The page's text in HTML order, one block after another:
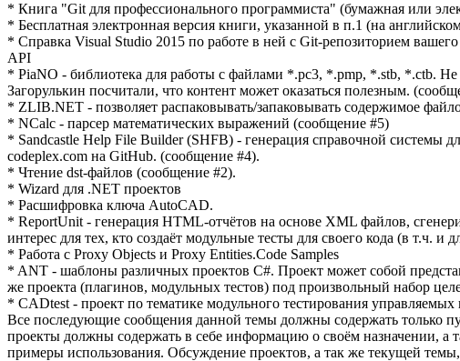
* Книга "Git для профессионального программиста" (бумажная или
* Бесплатная электронная версия книги, указанной в п.1 (на
* Справка Visual Studio 2015 по работе в ней с Git-репозиторием
API
* PiaNO - библиотека для работы с файлами *.pc3, *.pmp, *.stb, *.ctb.
Загорулькин посчитали, что контент может оказаться полезным.
* ZLIB.NET - позволяет распаковывать/запаковывать содержимое
* NCalc - парсер математических выражений (сообщение #5)
* Sandcastle Help File Builder (SHFB) - генерация справочной системы
codeplex.com на GitHub. (сообщение #4).
* Чтение dst-файлов (сообщение #2).
* Wizard для .NET проектов
* Расшифровка ключа AutoCAD.
* ReportUnit - генерация HTML-отчётов на основе XML файлов,
интерес для тех, кто создаёт модульные тесты для своего кода (в т.ч.
* Работа с Proxy Objects и Proxy Entities.Code Samples
* ANT - шаблоны различных проектов C#. Проект может собой
же проекта (плагинов, модульных тестов) под произвольный набор
* CADtest - проект по тематике модульного тестирования
Все последующие сообщения данной темы должны содержать только
проекты должны содержать в себе информацию о своём назначении, а
примеры использования. Обсуждение проектов, а так же текущей